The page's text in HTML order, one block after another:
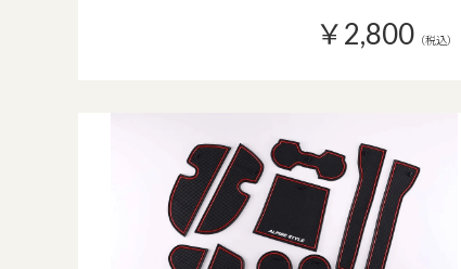
￥2,800 （税込）